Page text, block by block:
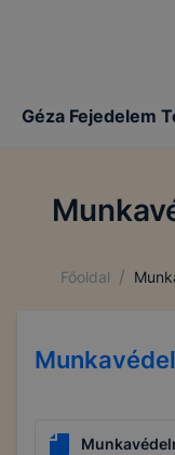
Géza Fejedelem
Főoldal /